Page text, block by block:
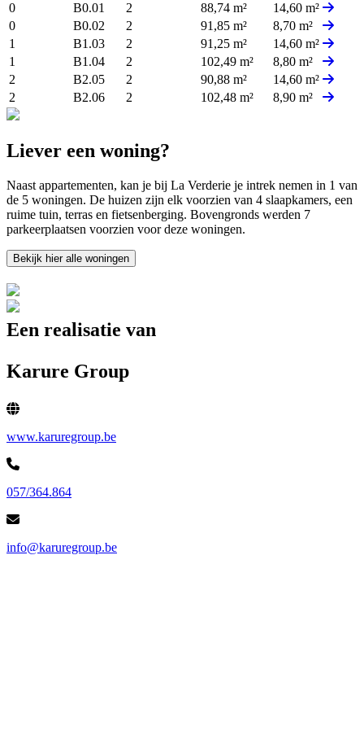
0
B0.01 2 88,74 m²
14,60 m²
0
B0.02 2 91,85 m²
8,70 m²
1
B1.03 2 91,25 m²
14,60 m²
1
B1.04 2 102,49 m²
8,80 m²
2
B2.05 2 90,88 m²
14,60 m²
2
B2.06 2 102,48 m² 8,90 m²
Liever een woning?
Naast appartementen, kan je bij La Verderie je intrek nemen in 1 van
de 5 woningen. De huizen zijn elk voorzien van 4 slaapkamers, een
ruime tuin, terras en fietsenberging. Bovengronds werden 7
parkeerplaatsen voorzien voor deze woningen.
Bekijk hier alle woningen
Een realisatie van
Karure Group
www.karuregroup.be
057/364.864
info@karuregroup.be